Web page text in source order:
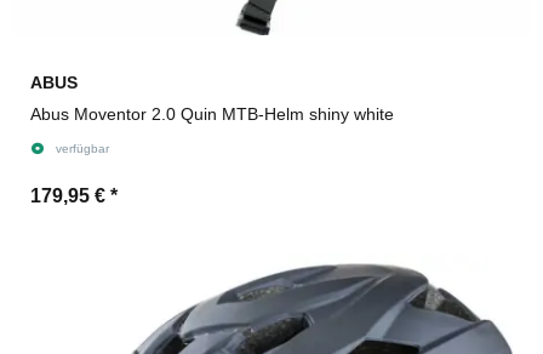
ABUS
Abus Moventor 2.0 Quin MTB-Helm shiny white
verfügbar
179,95 € *